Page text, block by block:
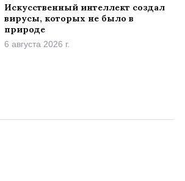
Искусственный интеллект создал
вирусы, которых не было в
природе
6 августа 2026 г.